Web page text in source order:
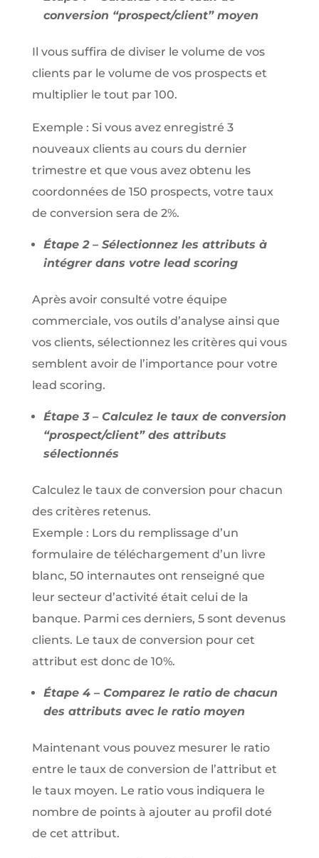
conversion “prospect/client” moyen
Il vous suffira de diviser le volume de vos
clients par le volume de vos prospects et
multiplier le tout par 100.
Exemple : Si vous avez enregistré 3
nouveaux clients au cours du dernier
trimestre et que vous avez obtenu les
coordonnées de 150 prospects, votre taux
de conversion sera de 2%.
Étape 2 – Sélectionnez les attributs à
intégrer dans votre lead scoring
Après avoir consulté votre équipe
commerciale, vos outils d’analyse ainsi que
vos clients, sélectionnez les critères qui vous
semblent avoir de l’importance pour votre
lead scoring.
Étape 3 – Calculez le taux de conversion
“prospect/client” des attributs
sélectionnés
Calculez le taux de conversion pour chacun
des critères retenus.
Exemple : Lors du remplissage d’un
formulaire de téléchargement d’un livre
blanc, 50 internautes ont renseigné que
leur secteur d’activité était celui de la
banque. Parmi ces derniers, 5 sont devenus
clients. Le taux de conversion pour cet
attribut est donc de 10%.
Étape 4 – Comparez le ratio de chacun
des attributs avec le ratio moyen
Maintenant vous pouvez mesurer le ratio
entre le taux de conversion de l’attribut et
le taux moyen. Le ratio vous indiquera le
nombre de points à ajouter au profil doté
de cet attribut.